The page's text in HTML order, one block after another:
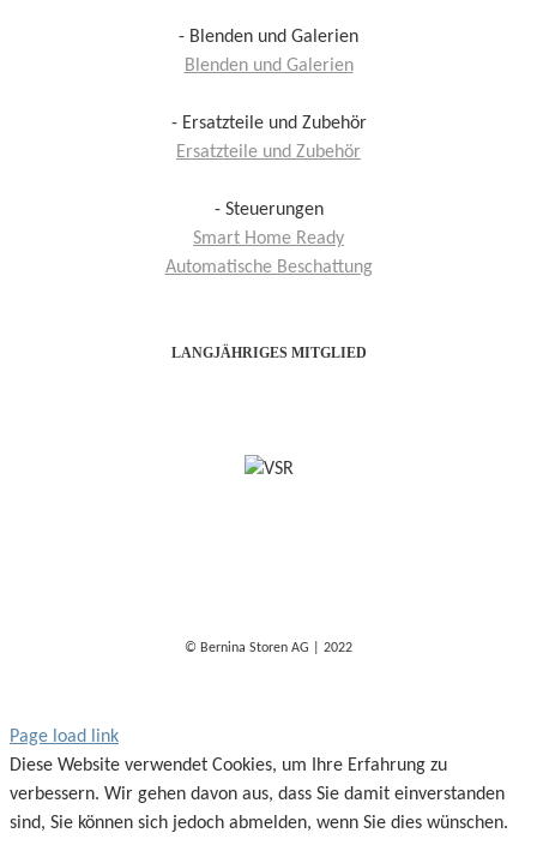
- Blenden und Galerien
Blenden und Galerien
- Ersatzteile und Zubehör
Ersatzteile und Zubehör
- Steuerungen
Smart Home Ready
Automatische Beschattung
LANGJÄHRIGES MITGLIED
© Bernina Storen AG | 2022
Page load link
Diese Website verwendet Cookies, um Ihre Erfahrung zu
verbessern. Wir gehen davon aus, dass Sie damit einverstanden
sind, Sie können sich jedoch abmelden, wenn Sie dies wünschen.